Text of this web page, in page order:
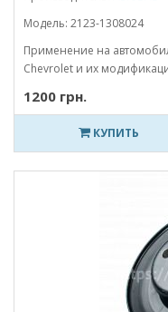
Модель: 2123-1308024
Применение на
Chevrolet и их
1200 грн.
КУПИТЬ